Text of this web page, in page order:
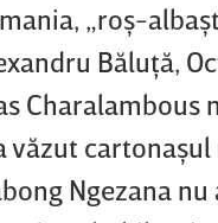
„roş-
Băluţă,
Charalambous
văzut
Ngezana